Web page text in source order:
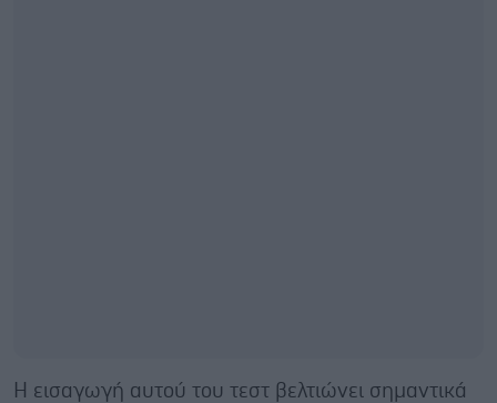
Η εισαγωγή αυτού του τεστ βελτιώνει σημαντικά